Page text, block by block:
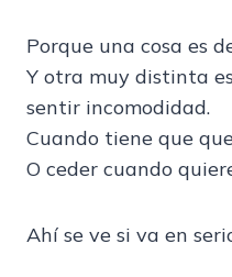
Porque una cosa es
Y otra muy distinta
sentir incomodidad.
Cuando tiene que
O ceder cuando
Ahí se ve si va en